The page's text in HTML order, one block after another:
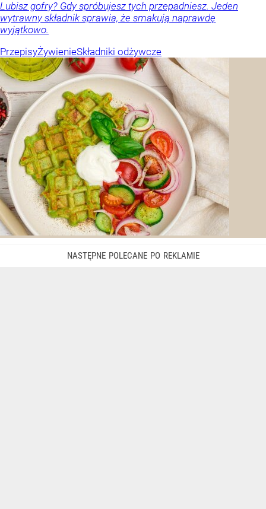
Lubisz gofry? Gdy spróbujesz tych przepadniesz. Jeden
wytrawny składnik sprawia, że smakują naprawdę
wyjątkowo.
PrzepisyŻywienieSkładniki odżywcze